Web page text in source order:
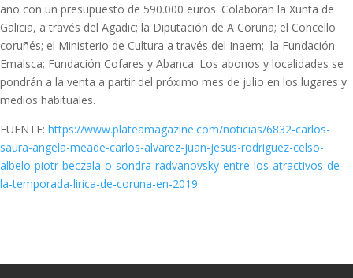
año con un presupuesto de 590.000 euros. Colaboran la Xunta de
Galicia, a través del Agadic; la Diputación de A Coruña; el Concello
coruñés; el Ministerio de Cultura a través del Inaem; la Fundación
Emalsca; Fundación Cofares y Abanca. Los abonos y localidades se
pondrán a la venta a partir del próximo mes de julio en los lugares y
medios habituales.
FUENTE: https://www.plateamagazine.com/noticias/6832-carlos-
saura-angela-meade-carlos-alvarez-juan-jesus-rodriguez-celso-
albelo-piotr-beczala-o-sondra-radvanovsky-entre-los-atractivos-de-
la-temporada-lirica-de-coruna-en-2019